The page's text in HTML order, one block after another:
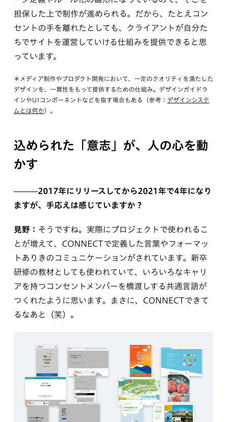
担保した上で制作が進められる。だから、たとえコン
セントの手を離れたとしても、クライアントが自分た
ちでサイトを運営していける仕組みを提供できると思
っています。
＊メディア制作やプロダクト開発において、一定のクオリティを満たした
デザインを、一貫性をもって提供するための仕組み。デザインガイドラ
インやUIコンポーネントなどを指す場合もある（参考： デザインシステ
ムとは何か）。
込められた「意志」が、人の心を動
かす
———2017年にリリースしてから2021年で4年になり
ますが、手応えは感じていますか？
見野： そうですね。実際にプロジェクトで使われるこ
とが増えて、CONNECTで定義した言葉やフォーマッ
トありきのコミュニケーションがされています。新卒
研修の教材としても使われていて、いろいろなキャリ
アを持つコンセントメンバーを橋渡しする共通言語が
つくれたように思います。まさに、CONNECTできて
るなあと（笑）。